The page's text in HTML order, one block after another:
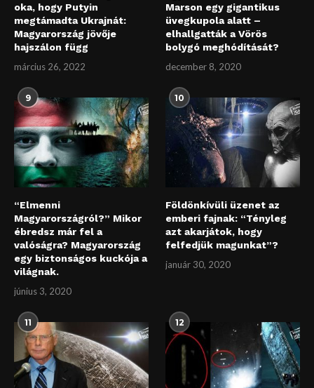
oka, hogy Putyin
megtámadta Ukrajnát:
Magyarország jövője
hajszálon függ
március 26, 2022
Marson egy gigantikus
üvegkupola alatt –
elhallgatták a Vörös
bolygó meghódítását?
december 8, 2020
9
“Elmenni
Magyarországról?” Mikor
ébredsz már fel a
valóságra? Magyarország
egy biztonságos kuckója a
világnak.
június 3, 2020
10
Földönkívüli üzenet az
emberi fajnak: “Tényleg
azt akarjátok, hogy
felfedjük magunkat”?
január 30, 2020
11 12